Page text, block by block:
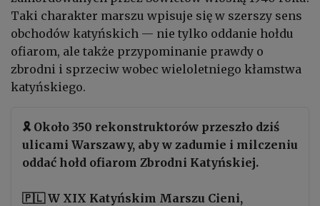
Taki charakter marszu wpisuje się w szerszy sens
obchodów katyńskich — nie tylko oddanie hołdu
ofiarom, ale także przypominanie prawdy o
zbrodni i sprzeciw wobec wieloletniego kłamstwa
katyńskiego.
🎗️ Około 350 rekonstruktorów przeszło dziś
ulicami Warszawy, aby w zadumie i milczeniu
oddać hołd ofiarom Zbrodni Katyńskiej.
🇵🇱 W XIX Katyńskim Marszu Cieni,